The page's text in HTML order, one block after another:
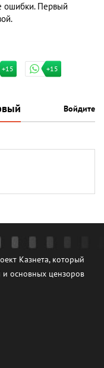
ошибки. Первый
+15 +15
Войдите
Казнета, который
и основных цензоров